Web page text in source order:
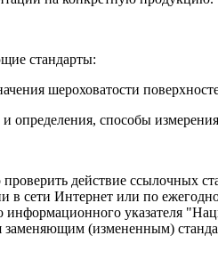
стандарты:
шероховатости
способы измерения
действие ссылочных
в сети Интернет или по
указателя
заменяющим (измененным)